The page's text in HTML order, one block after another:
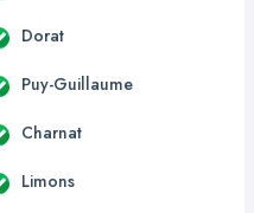
Dorat
Puy-Guillaume
Charnat
Limons